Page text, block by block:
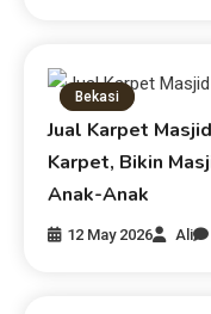
Bekasi
Jual Karpet
Karpet, Bikin
Anak-Anak
12 May 2026 Ali